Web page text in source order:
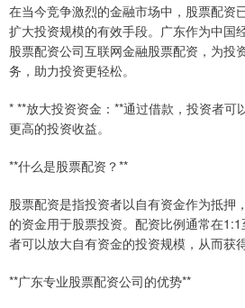
在当今竞争激烈的金融市场中，股票配资
扩大投资规模的有效手段。广东作为中国
股票配资公司互联网金融股票配资，为投
务，助力投资更轻松。
* **放大投资资金：**通过借款，投资者可
更高的投资收益。
**什么是股票配资？**
股票配资是指投资者以自有资金作为抵押
的资金用于股票投资。配资比例通常在
者可以放大自有资金的投资规模，从而获
**广东专业股票配资公司的优势**